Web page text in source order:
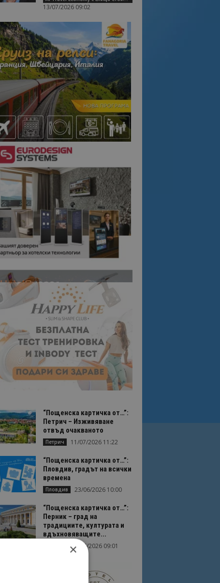
13/07/2026 09:02
“Пощенска картичка от…”:
Петрич – Изживяване
отвъд очакваното
Петрич 11/07/2026 11:22
“Пощенска картичка от…”:
Пловдив, градът на всички
времена
Пловдив 23/06/2026 10:00
“Пощенска картичка от…”:
Перник – град на
традициите, културата и
вдъхновяващите...
17/06/2026 09:01
×